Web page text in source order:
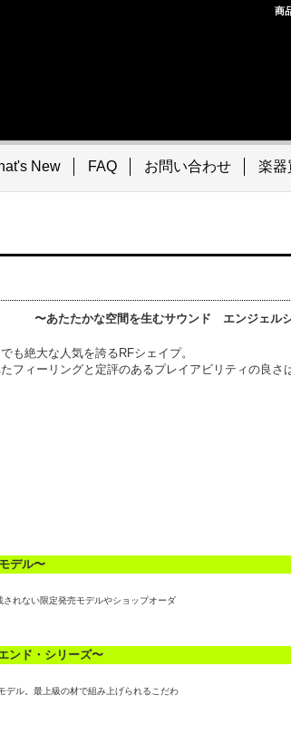
商
New FAQ お問い合わせ 楽器
〜あたたかな空間を生むサウンド エンジェル
も絶大な人気を誇るRFシェイプ。
フィーリングと定評のあるプレイアビリティの良さ
デル〜
れない限定発売モデルやショップオーダ
ンド・シリーズ〜
デル。最上級の材で組み上げられるこだわ